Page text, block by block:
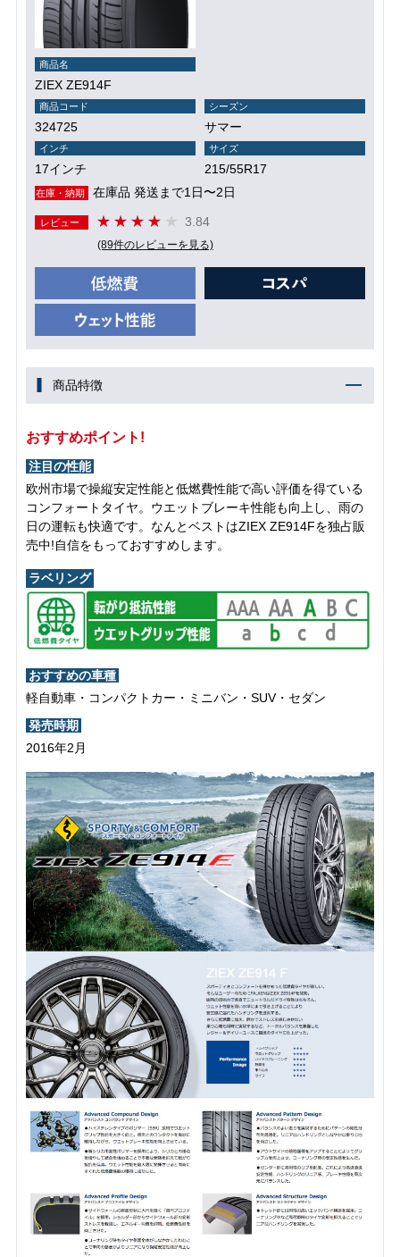
商品名
ZIEX ZE914F
商品コード
324725
シーズン
サマー
インチ
17インチ
サイズ
215/55R17
在庫・納期 在庫品 発送まで1日〜2日
レビュー 3.84
(89件のレビューを見る)
商品特徴
おすすめポイント!
注目の性能
欧州市場で操縦安定性能と低燃費性能で高い評価を得ている
コンフォートタイヤ。ウエットブレーキ性能も向上し、雨の
日の運転も快適です。なんとベストはZIEX ZE914Fを独占販
売中!自信をもっておすすめします。
ラベリング
おすすめの車種
軽自動車・コンパクトカー・ミニバン・SUV・セダン
発売時期
2016年2月